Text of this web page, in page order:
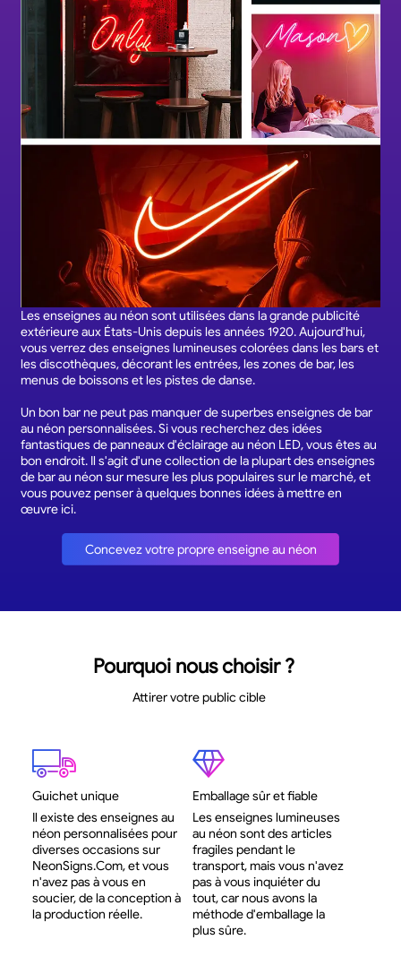
Les enseignes au néon sont utilisées dans la grande publicité
extérieure aux États-Unis depuis les années 1920. Aujourd'hui,
vous verrez des enseignes lumineuses colorées dans les bars et
les discothèques, décorant les entrées, les zones de bar, les
menus de boissons et les pistes de danse.
Un bon bar ne peut pas manquer de superbes enseignes de bar
au néon personnalisées. Si vous recherchez des idées
fantastiques de panneaux d'éclairage au néon LED, vous êtes au
bon endroit. Il s'agit d'une collection de la plupart des enseignes
de bar au néon sur mesure les plus populaires sur le marché, et
vous pouvez penser à quelques bonnes idées à mettre en
œuvre ici.
Concevez votre propre enseigne au néon
Pourquoi nous choisir ?
Attirer votre public cible
Guichet unique
Il existe des enseignes au
néon personnalisées pour
diverses occasions sur
NeonSigns.Com, et vous
n'avez pas à vous en
soucier, de la conception à
la production réelle.
Emballage sûr et fiable
Les enseignes lumineuses
au néon sont des articles
fragiles pendant le
transport, mais vous n'avez
pas à vous inquiéter du
tout, car nous avons la
méthode d'emballage la
plus sûre.